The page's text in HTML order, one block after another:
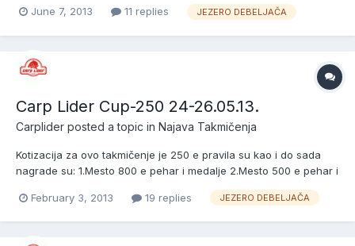
U 14 H (ŽREB) I PECA SE DO 23.06.13 H PRIJAVLJENE EKIPE SU:
June 7, 2013 11 replies JEZERO DEBELJAČA
Carp Lider Cup-250 24-26.05.13.
Carplider posted a topic in Najava Takmičenja
Kotizacija za ovo takmičenje je 250 e pravila su kao i do sada
nagrade su: 1.Mesto 800 e pehar i medalje 2.Mesto 500 e pehar i
1.CT Barabe sa sela-Greda 2.CT
February 3, 2013 19 replies JEZERO DEBELJAČA